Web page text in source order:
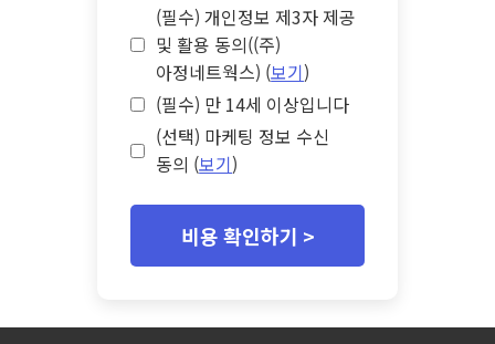
(필수) 개인정보 제3자 제공
및 활용 동의((주)
아정네트웍스) (보기)
(필수) 만 14세 이상입니다
(선택) 마케팅 정보 수신
동의 (보기)
비용 확인하기 >